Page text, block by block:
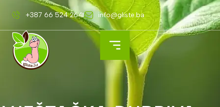
+387 66 524 264 info@gliste.ba